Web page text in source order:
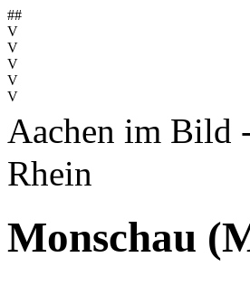
##
V
V
V
V
V
Aachen im Bild
Rhein
Monschau